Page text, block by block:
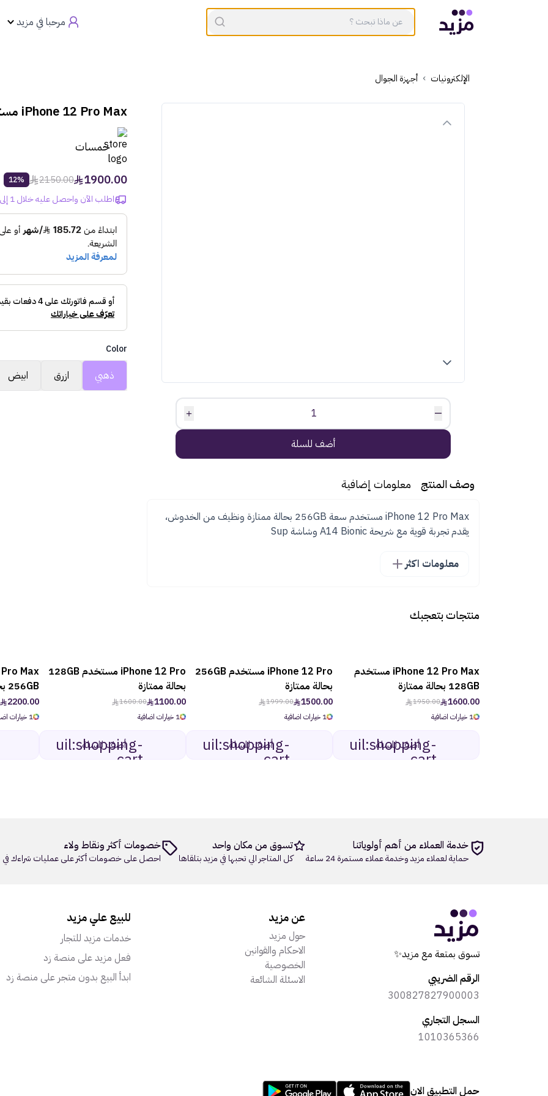
مرحبا في مزيد
الإلكترونيات أجهزة الجوال
أضف للسلة
—
1
＋
وصف المنتج معلومات إضافية
iPhone 12 Pro Max مستخدم سعة 256GB بحالة ممتازة ونظيف من الخدوش،
يقدم تجربة قوية مع شريحة A14 Bionic وشاشة Sup
معلومات اكثر
iPhone 12 Pro Max مستخدم 256GB بحالة ممتازة - ذهبي
خمسات
1900.00
2150.00
12%
اطلب الآن واحصل عليه خلال 1 إلى 3 أيام!
Color
ذهبي ازرق ابيض
منتجات بتعجبك
-18%iPhone 12 Pro Max مستخدم
128GB بحالة ممتازة
1600.00
1950.00
1 خيارات اضافية
uil:shopping-
cart
أضف للسلة
-25%
iPhone 12 Pro مستخدم 256GB
بحالة ممتازة
1500.00
1999.00
1 خيارات اضافية
uil:shopping-
cart
أضف للسلة
-32%
iPhone 12 Pro مستخدم 128GB
بحالة ممتازة
1100.00
1600.00
1 خيارات اضافية
uil:shopping-
cart
أضف للسلة
256GB بحالة ممتازة
2200.00
1 خيارات اضافية
خدمة العملاء من أهم أولوياتنا
حماية لعملاء مزيد وخدمة عملاء مستمرة 24 ساعة
تسوق من مكان واحد
كل المتاجر الي تحبها في مزيد بتلقاها
خصومات أكثر ونقاط ولاء
احصل على خصومات أكثر على عمليات شراءك في
تسوق بمتعة مع مزيد✨
الرقم الضريبي
300827827900003
السجل التجاري
1010365366
عن مزيد
حول مزيد
الاحكام والقوانين
الخصوصية
الاسئلة الشائعة
للبيع علي مزيد
خدمات مزيد للتجار
فعل مزيد على منصة زد
ابدأ البيع بدون متجر على منصة زد
حمل التطبيق الان